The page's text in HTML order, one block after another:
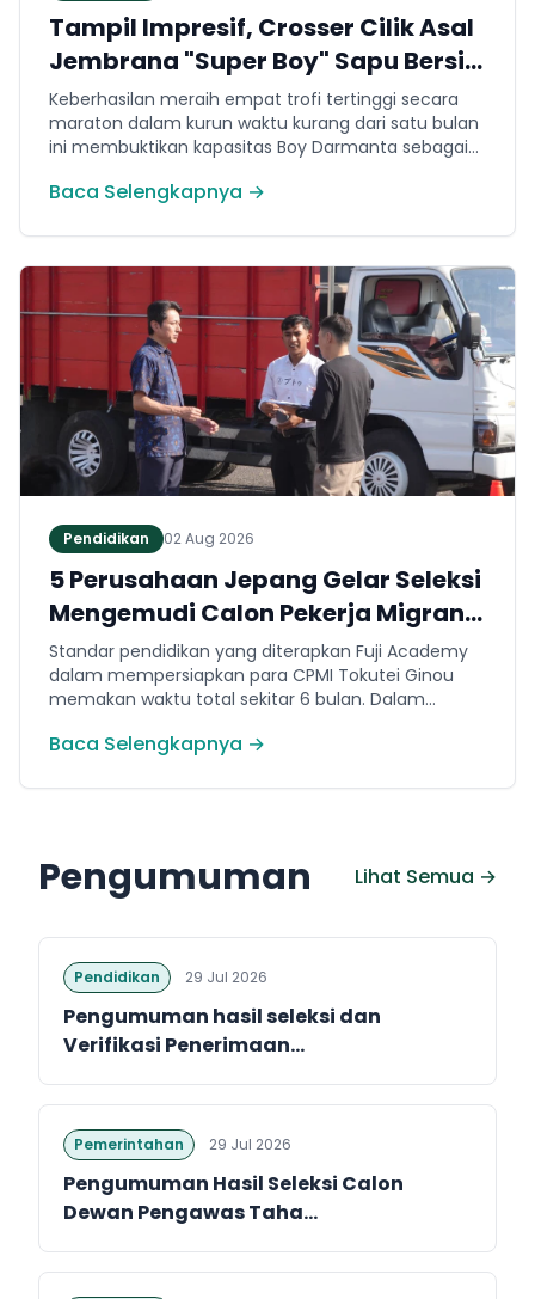
Tampil Impresif, Crosser Cilik Asal
Jembrana "Super Boy" Sapu Bersih
4 Gelar Juara Motocross 50cc di
Jawa
Keberhasilan meraih empat trofi tertinggi secara
maraton dalam kurun waktu kurang dari satu bulan
ini membuktikan kapasitas Boy Darmanta sebagai
dimiliki Jembrana di kancah motocross nasional
Baca Selengkapnya →
Pendidikan 02 Aug 2026
5 Perusahaan Jepang Gelar Seleksi
Mengemudi Calon Pekerja Migran
Jembrana
Standar pendidikan yang diterapkan Fuji Academy
dalam mempersiapkan para CPMI Tokutei Ginou
memakan waktu total sekitar 6 bulan. Dalam
menguasai sejumlah kompetensi. Seperti
(internal Fuji Academy). Sertifikasi resmi bahasa
Jepang.
Baca Selengkapnya →
Pengumuman Lihat Semua →
Pendidikan 29 Jul 2026
Pengumuman hasil seleksi dan
Verifikasi Penerimaan...
Pemerintahan 29 Jul 2026
Pengumuman Hasil Seleksi Calon
Dewan Pengawas Taha...